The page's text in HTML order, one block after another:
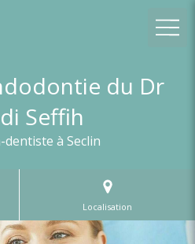
du Dr
Seffih
à Seclin
Localisation